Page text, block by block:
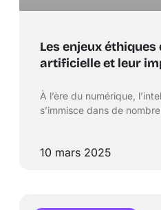
Les enjeux éthiques
artificielle et leur
À l’ère du numérique,
s’immisce dans de
10 mars 2025